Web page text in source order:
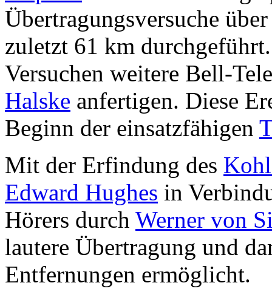
Übertragungsversuche
zuletzt 61 km
Versuchen weitere Bell-
Halske anfertigen. Diese
Beginn der einsatzfähigen
Mit der Erfindung des
Edward Hughes in
Hörers durch Werner von
lautere Übertragung und
Entfernungen ermöglicht.